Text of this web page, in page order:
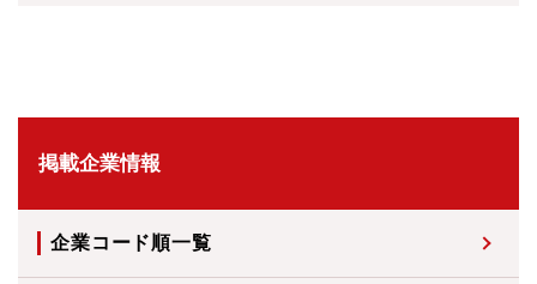
掲載企業情報
企業コード順一覧